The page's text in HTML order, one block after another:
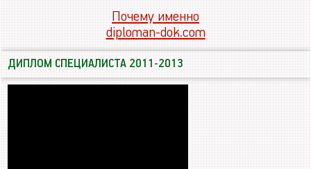
Почему именно
diploman-dok.com
ДИПЛОМ СПЕЦИАЛИСТА 2011-2013